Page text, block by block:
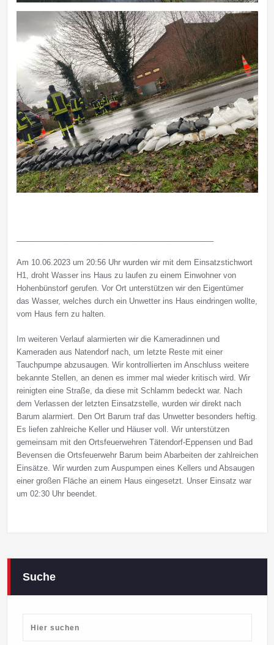
Am 10.06.2023 um 20:56 Uhr wurden wir mit dem Einsatzstichwort
H1, droht Wasser ins Haus zu laufen zu einem Einwohner von
Hohenbünstorf gerufen. Vor Ort unterstützen wir den Eigentümer
das Wasser, welches durch ein Unwetter ins Haus eindringen wollte,
vom Haus fern zu halten.
Im weiteren Verlauf alarmierten wir die Kameradinnen und
Kameraden aus Natendorf nach, um letzte Reste mit einer
Tauchpumpe abzusaugen. Wir kontrollierten im Anschluss weitere
bekannte Stellen, an denen es immer mal wieder kritisch wird. Wir
reinigten eine Straße, da diese mit Schlamm bedeckt war. Nach
dem Verlassen der letzten Einsatzstelle, wurden wir direkt nach
Barum alarmiert. Den Ort Barum traf das Unwetter besonders heftig.
Es liefen zahlreiche Keller und Häuser voll. Wir unterstützen
gemeinsam mit den Ortsfeuerwehren Tätendorf-Eppensen und Bad
Bevensen die Ortsfeuerwehr Barum beim Abarbeiten der zahlreichen
Einsätze. Wir wurden zum Auspumpen eines Kellers und Absaugen
einer großen Fläche an einem Haus eingesetzt. Unser Einsatz war
um 02:30 Uhr beendet.
Suche